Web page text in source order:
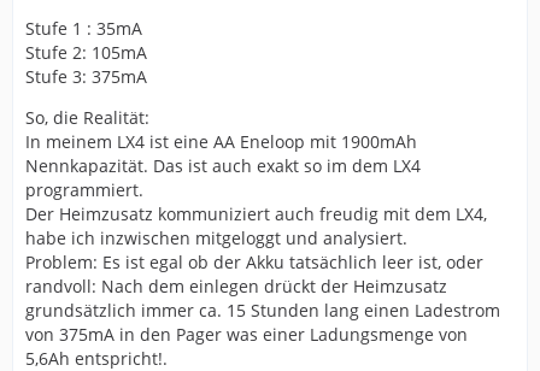
Stufe 1 : 35mA
Stufe 2: 105mA
Stufe 3: 375mA
So, die Realität:
In meinem LX4 ist eine AA Eneloop mit 1900mAh
Nennkapazität. Das ist auch exakt so im dem LX4
programmiert.
Der Heimzusatz kommuniziert auch freudig mit dem LX4,
habe ich inzwischen mitgeloggt und analysiert.
Problem: Es ist egal ob der Akku tatsächlich leer ist, oder
randvoll: Nach dem einlegen drückt der Heimzusatz
grundsätzlich immer ca. 15 Stunden lang einen Ladestrom
von 375mA in den Pager was einer Ladungsmenge von
5,6Ah entspricht!.